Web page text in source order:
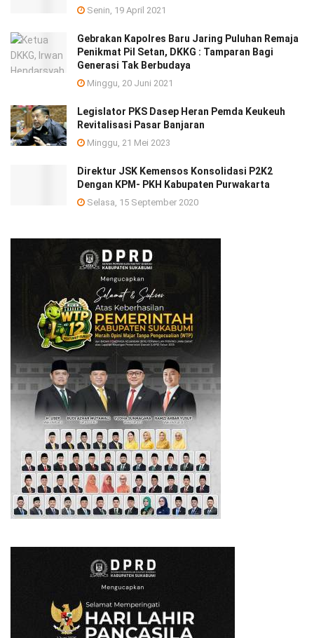
Senin, 19 April 2021
Gebrakan Kapolres Baru Jaring Puluhan Remaja
Penikmat Pil Setan, DKKG : Tamparan Bagi
Generasi Tak Berbudaya
Minggu, 20 Juni 2021
Legislator PKS Dasep Heran Pemda Keukeuh
Revitalisasi Pasar Banjaran
Minggu, 21 Mei 2023
Direktur JSK Kemensos Konsolidasi P2K2
Dengan KPM- PKH Kabupaten Purwakarta
Selasa, 15 September 2020